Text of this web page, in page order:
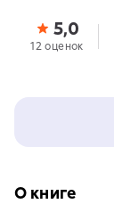
5,0
12 оценок
О книге